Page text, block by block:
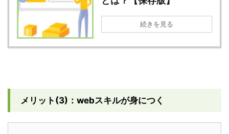
続きを見る
メリット(3)：webスキルが身につく